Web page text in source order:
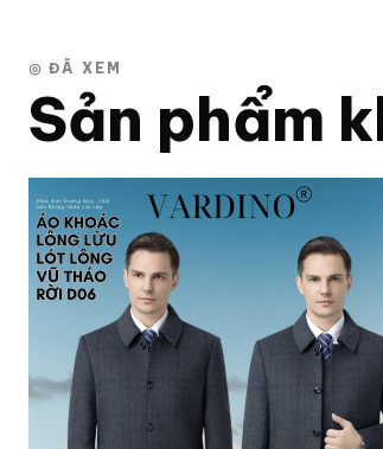
◎ ĐÃ XEM
Sản phẩm